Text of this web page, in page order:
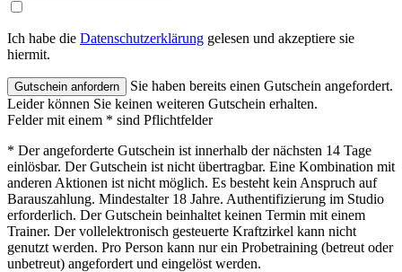
Ich habe die Datenschutzerklärung gelesen und akzeptiere sie
hiermit.
Sie haben bereits einen Gutschein angefordert.
Leider können Sie keinen weiteren Gutschein erhalten.
Felder mit einem * sind Pflichtfelder
* Der angeforderte Gutschein ist innerhalb der nächsten 14 Tage
einlösbar. Der Gutschein ist nicht übertragbar. Eine Kombination mit
anderen Aktionen ist nicht möglich. Es besteht kein Anspruch auf
Barauszahlung. Mindestalter 18 Jahre. Authentifizierung im Studio
erforderlich. Der Gutschein beinhaltet keinen Termin mit einem
Trainer. Der vollelektronisch gesteuerte Kraftzirkel kann nicht
genutzt werden. Pro Person kann nur ein Probetraining (betreut oder
unbetreut) angefordert und eingelöst werden.